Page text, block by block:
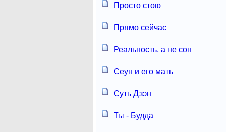
Просто стою
Прямо сейчас
Реальность, а не сон
Сеун и его мать
Суть Дзэн
Ты - Будда